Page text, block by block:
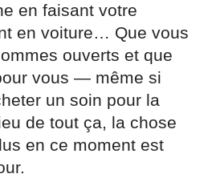
en faisant votre
en voiture… Que vous
ouverts et que
vous — même si
un soin pour la
de tout ça, la chose
en ce moment est